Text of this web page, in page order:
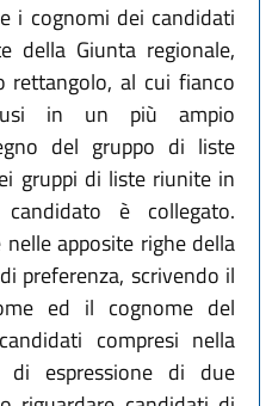
i cognomi dei candidati
della Giunta regionale,
al cui fianco
in un più ampio
del gruppo di liste
gruppi di liste riunite in
è collegato.
apposite righe della
preferenza, scrivendo il
ed il cognome del
compresi nella
espressione di due